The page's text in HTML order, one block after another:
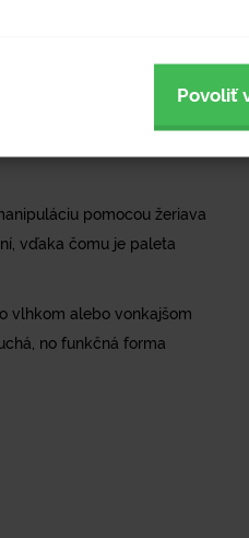
ideálna pre aplikácie,
a bezpečný spôsob
pred koróziou.
čím umožňuje úsporu
pomocou žeriava
vďaka čomu je paleta
vlhkom alebo vonkajšom
no funkčná forma
Povoliť